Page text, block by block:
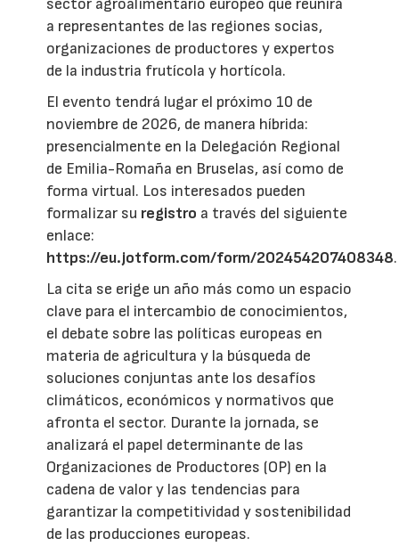
sector agroalimentario europeo que reunirá
a representantes de las regiones socias,
organizaciones de productores y expertos
de la industria frutícola y hortícola.
El evento tendrá lugar el próximo 10 de
noviembre de 2026, de manera híbrida:
presencialmente en la Delegación Regional
de Emilia-Romaña en Bruselas, así como de
forma virtual. Los interesados pueden
formalizar su registro a través del siguiente
enlace:
https://eu.jotform.com/form/202454207408348.
La cita se erige un año más como un espacio
clave para el intercambio de conocimientos,
el debate sobre las políticas europeas en
materia de agricultura y la búsqueda de
soluciones conjuntas ante los desafíos
climáticos, económicos y normativos que
afronta el sector. Durante la jornada, se
analizará el papel determinante de las
Organizaciones de Productores (OP) en la
cadena de valor y las tendencias para
garantizar la competitividad y sostenibilidad
de las producciones europeas.